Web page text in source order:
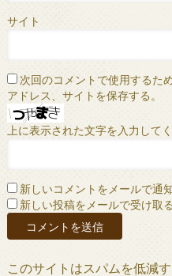
サイト
次回のコメントで使用するた
アドレス、サイトを保存する。
上に表示された文字を入力してく
新しいコメントをメールで通
新しい投稿をメールで受け取る
このサイトはスパムを低減